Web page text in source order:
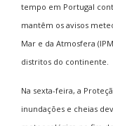
tempo em Portugal
mantêm os avisos
Mar e da Atmosfera
distritos do continente.
Na sexta-feira, a
inundações e cheias